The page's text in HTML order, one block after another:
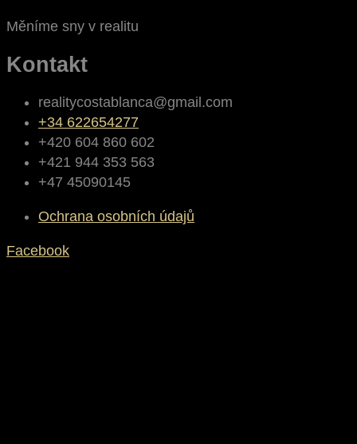
Měníme sny v realitu
Kontakt
realitycostablanca@gmail.com
+34 622654277
+420 604 860 602
+421 944 353 563
+47 45090145
Ochrana osobních údajů
Facebook